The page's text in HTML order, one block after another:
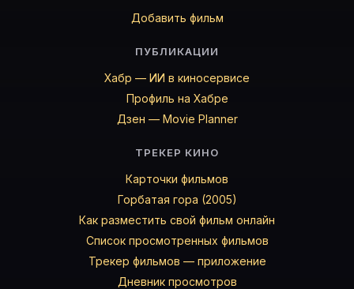
Добавить фильм
ПУБЛИКАЦИИ
Хабр — ИИ в киносервисе
Профиль на Хабре
Дзен — Movie Planner
ТРЕКЕР КИНО
Карточки фильмов
Горбатая гора (2005)
Как разместить свой фильм онлайн
Список просмотренных фильмов
Трекер фильмов — приложение
Дневник просмотров